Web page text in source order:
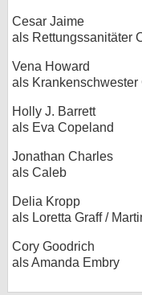
Cesar Jaime
als Rettungssanitäter
Vena Howard
als Krankenschwester
Holly J. Barrett
als Eva Copeland
Jonathan Charles
als Caleb
Delia Kropp
als Loretta Graff /
Cory Goodrich
als Amanda Embry